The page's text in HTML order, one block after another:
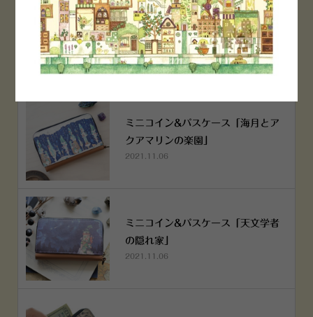
空想街雑貨店《吉祥寺本店》４月２
５日OPEN!
2022.03.29
ミニコイン&パスケース「海月とア
クアマリンの楽園」
2021.11.06
ミニコイン&パスケース「天文学者
の隠れ家」
2021.11.06